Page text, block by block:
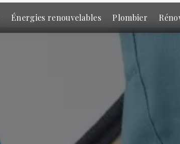
Énergies renouvelables Plombier